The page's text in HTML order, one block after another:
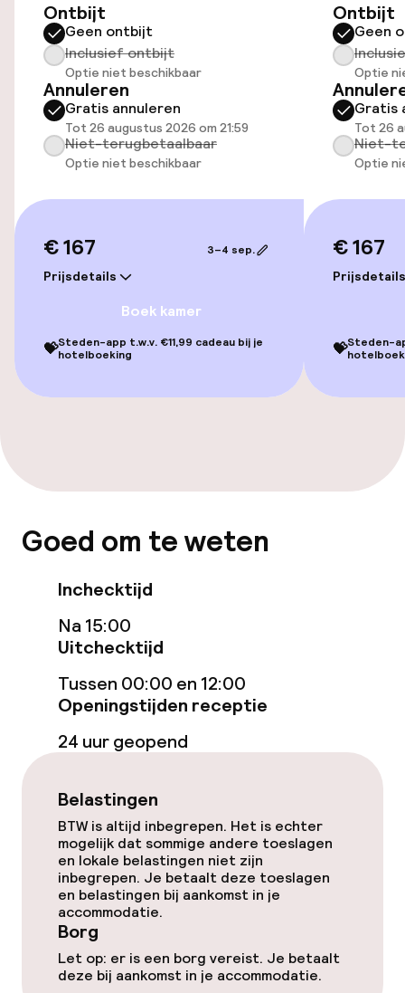
Parkeergelegenheid op eigen terrein
(binnen)
Mogelijk extra kosten
Parkeerservice
Openbaar parkeren
Oplaadpunt elektrische auto op
Luchthavenshuttle
Transferservice
Fietsverhuur
Voor toegankelijkheid
Kamers
Voor toegankelijkheid
geoptimaliseerde kamers beschikbaar
Zwemmen & wellness
Fitnessruimte / gym
Entertainment
Betaalde wifi
Tuin
Ontbijt
Geen ontbijt
Inclusief ontbijt
Optie niet beschikbaar
Annuleren
Gratis annuleren
Tot 26 augustus 2026 om 21:59
Niet-terugbetaalbaar
Optie niet beschikbaar
€ 167
Prijsdetails
3–4 sep.
Boek kamer
💝Steden-app t.w.v. €11,99 cadeau bij je
hotelboeking
Ontbijt
Geen
Optie
Gratis
Tot 26
Niet-
Optie
€ 167
Prijsdetails
💝Steden-
Goed om te weten
Inchecktijd
Na 15:00
Uitchecktijd
Tussen 00:00 en 12:00
Openingstijden receptie
24 uur geopend
Belastingen
BTW is altijd inbegrepen. Het is echter
mogelijk dat sommige andere toeslagen
en lokale belastingen niet zijn
inbegrepen. Je betaalt deze toeslagen
en belastingen bij aankomst in je
accommodatie.
Borg
Let op: er is een borg vereist. Je betaalt
deze bij aankomst in je accommodatie.